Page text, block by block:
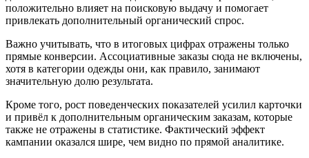
положительно влияет на поисковую выдачу и помогает
привлекать дополнительный органический спрос.
Важно учитывать, что в итоговых цифрах отражены только
прямые конверсии. Ассоциативные заказы сюда не включены,
хотя в категории одежды они, как правило, занимают
значительную долю результата.
Кроме того, рост поведенческих показателей усилил карточки
и привёл к дополнительным органическим заказам, которые
также не отражены в статистике. Фактический эффект
кампании оказался шире, чем видно по прямой аналитике.